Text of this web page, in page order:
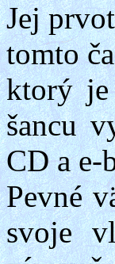
Jej
tomto
ktorý je
šancu
CD ae-
Pevné
svoje